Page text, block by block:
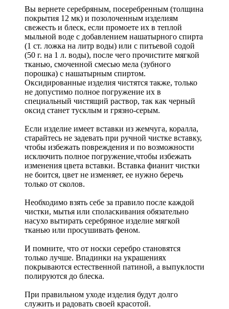
Вы вернете серебряным, посеребренным (толщина
покрытия 12 мк) и позолоченным изделиям
свежесть и блеск, если промоете их в теплой
мыльной воде с добавлением нашатырного спирта
(1 ст. ложка на литр воды) или с питьевой содой
(50 г. на 1 л. воды), после чего прочистите мягкой
тканью, смоченной смесью мела (зубного
порошка) с нашатырным спиртом.
Оксидированные изделия чистятся также, только
не допустимо полное погружение их в
специальный чистящий раствор, так как черный
оксид станет тусклым и грязно-серым.
Если изделие имеет вставки из жемчуга, коралла,
старайтесь не задевать при ручной чистке вставку,
чтобы избежать повреждения и по возможности
исключить полное погружение,чтобы избежать
изменения цвета вставки. Вставка фианит чистки
не боится, цвет не изменяет, ее нужно беречь
только от сколов.
Необходимо взять себе за правило после каждой
чистки, мытья или споласкивания обязательно
насухо вытирать серебряное изделие мягкой
тканью или просушивать феном.
И помните, что от носки серебро становятся
только лучше. Впадинки на украшениях
покрываются естественной патиной, а выпуклости
полируются до блеска.
При правильном уходе изделия будут долго
служить и радовать своей красотой.